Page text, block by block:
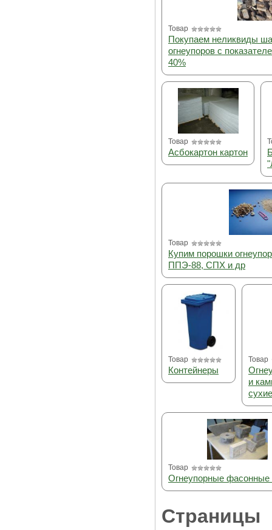
Товар
Покупаем неликвиды
огнеупоров с
40%
Товар
Асбокартон картон
Товар
Купим порошки
ППЭ-88, СПХ и др
Товар
Контейнеры
Товар
и
Товар
Огнеупорные фасонные
Страницы